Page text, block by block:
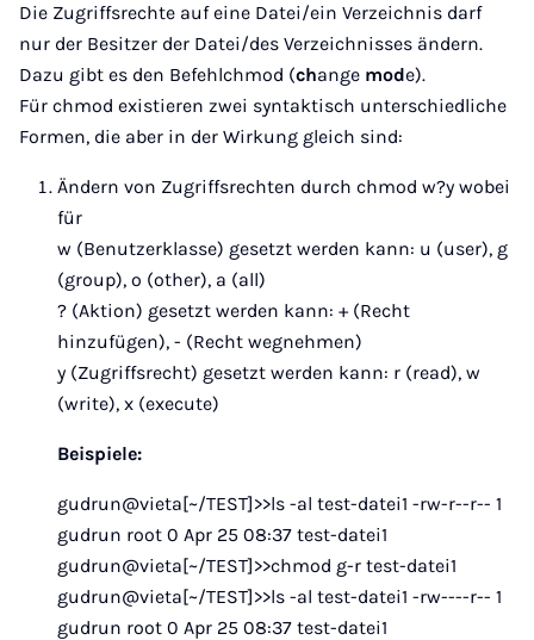
Die Zugriffsrechte auf eine Datei/ein Verzeichnis darf
nur der Besitzer der Datei/des Verzeichnisses ändern.
Dazu gibt es den Befehlchmod (change mode).
Für chmod existieren zwei syntaktisch unterschiedliche
Formen, die aber in der Wirkung gleich sind:
Ändern von Zugriffsrechten durch chmod w?y wobei
für
w (Benutzerklasse) gesetzt werden kann: u (user), g
(group), o (other), a (all)
? (Aktion) gesetzt werden kann: + (Recht
hinzufügen), - (Recht wegnehmen)
y (Zugriffsrecht) gesetzt werden kann: r (read), w
(write), x (execute)
Beispiele:
gudrun@vieta[~/TEST]>>ls -al test-datei1 -rw-r--r-- 1
gudrun root 0 Apr 25 08:37 test-datei1
gudrun@vieta[~/TEST]>>chmod g-r test-datei1
gudrun@vieta[~/TEST]>>ls -al test-datei1 -rw----r-- 1
gudrun root 0 Apr 25 08:37 test-datei1